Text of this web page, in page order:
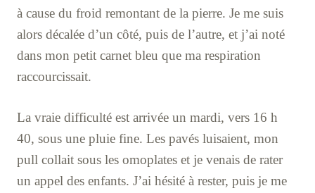
à cause du froid remontant de la pierre. Je me suis
alors décalée d’un côté, puis de l’autre, et j’ai noté
dans mon petit carnet bleu que ma respiration
raccourcissait.
La vraie difficulté est arrivée un mardi, vers 16 h
40, sous une pluie fine. Les pavés luisaient, mon
pull collait sous les omoplates et je venais de rater
un appel des enfants. J’ai hésité à rester, puis je me